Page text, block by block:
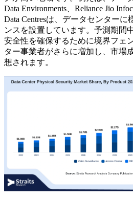
Data Environments、Reliance Jio
Data Centresは、データセンターに
ンスを設置しています。予測期間
安全性を確保するために境界フェ
ター事業者がさらに増加し​​、市場
想されます。